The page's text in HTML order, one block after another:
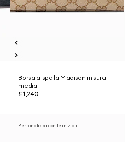
Borsa a spalla Madison misura
media
£1,240
Personalizza con le iniziali